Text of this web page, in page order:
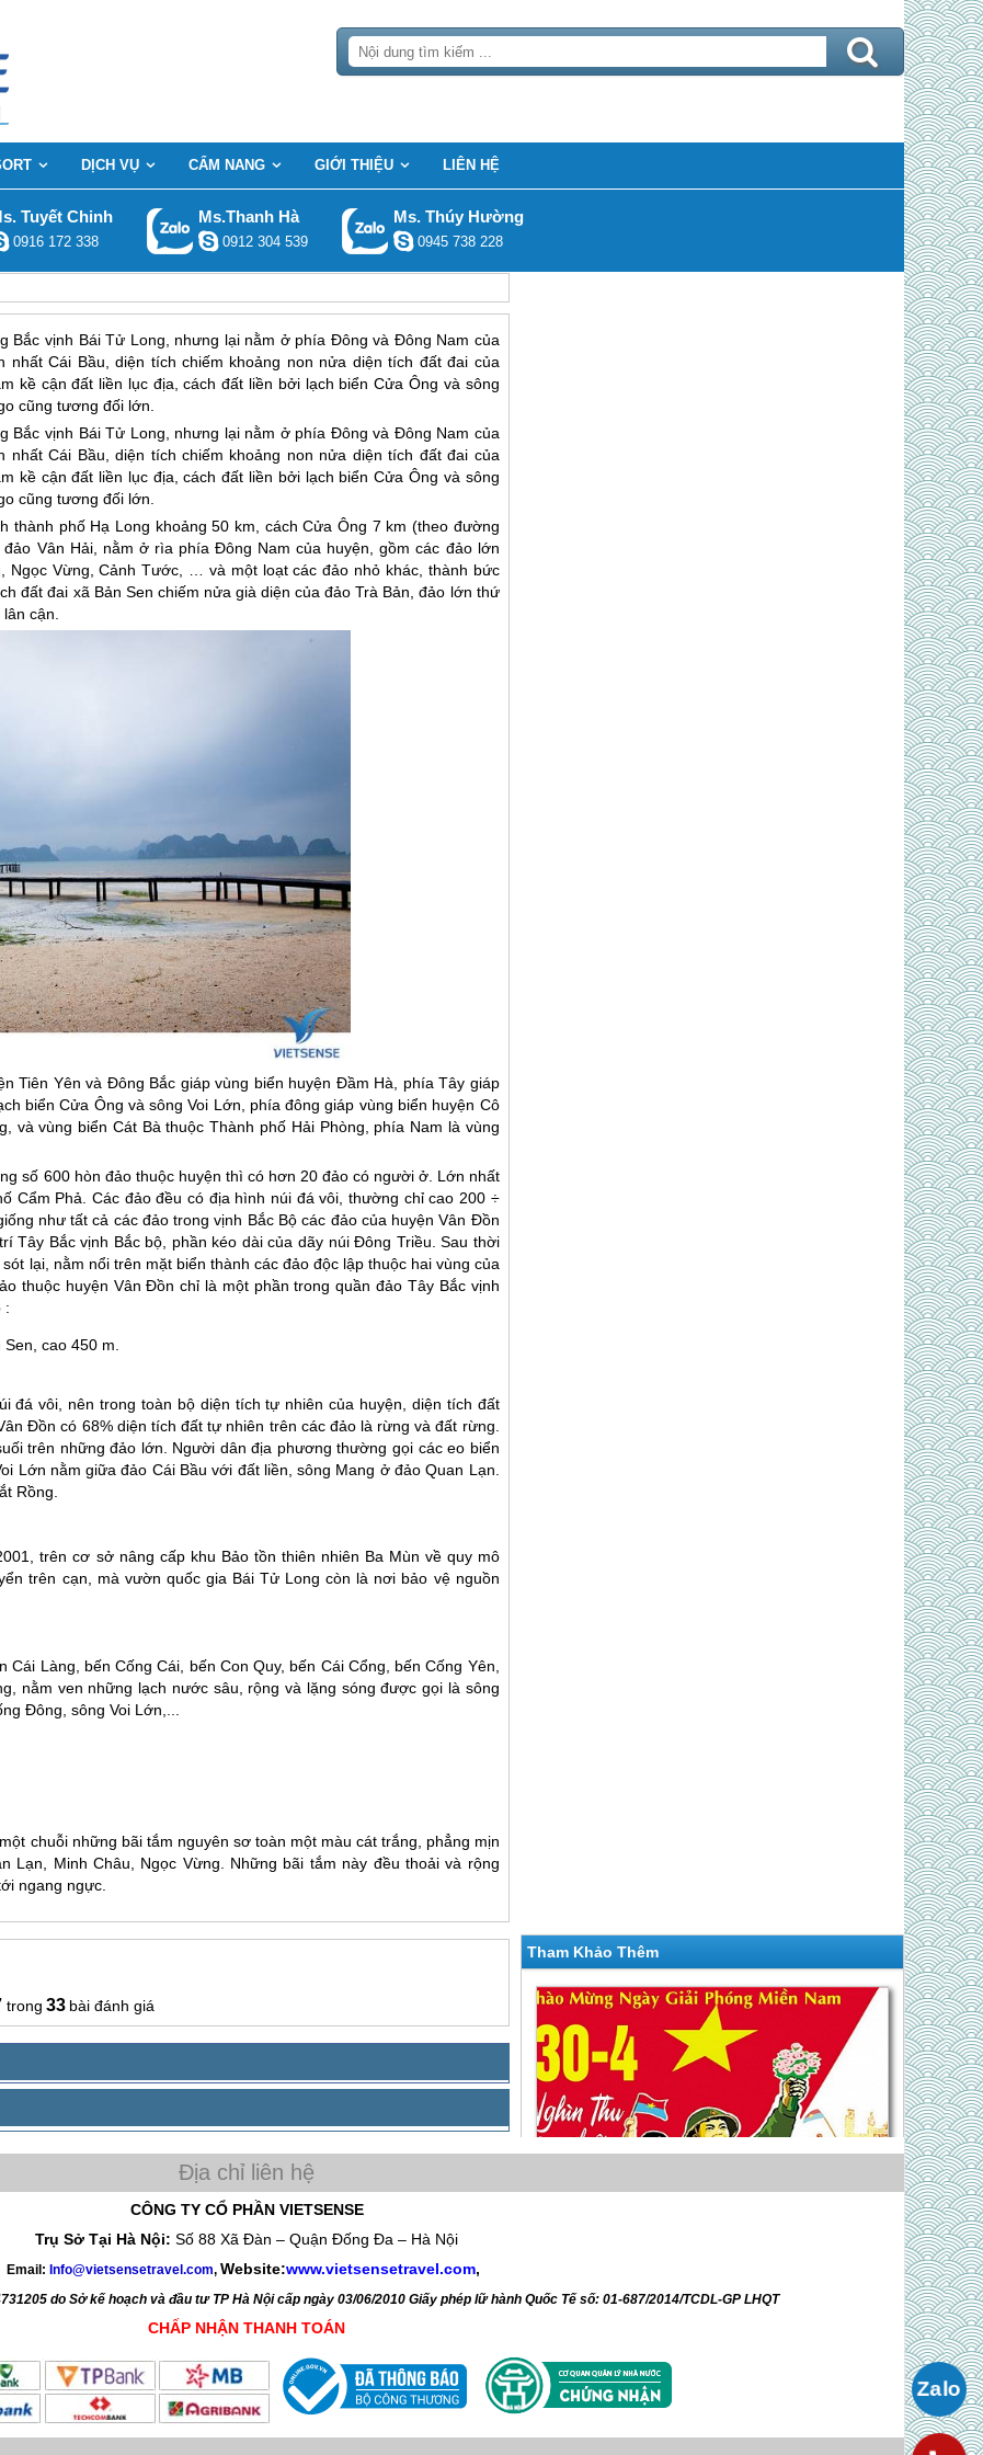
DỊCH VỤ CẨM NANG GIỚI THIỆU LIÊN HỆ
Tuyết Chinh
0916 172 338
Ms.Thanh Hà
0912 304 539
Ms. Thúy Hường
0945 738 228
Tham Khảo Thêm
Bắc vịnh Bái Tử Long, nhưng lại nằm ở phía Đông và Đông Nam của
Cái Bầu, diện tích chiếm khoảng non nửa diện tích đất đai của
kề cận đất liền lục địa, cách đất liền bởi lạch biển Cửa Ông và sông
cũng tương đối lớn.
Bắc vịnh Bái Tử Long, nhưng lại nằm ở phía Đông và Đông Nam của
Cái Bầu, diện tích chiếm khoảng non nửa diện tích đất đai của
kề cận đất liền lục địa, cách đất liền bởi lạch biển Cửa Ông và sông
cũng tương đối lớn.
thành phố Hạ Long khoảng 50 km, cách Cửa Ông 7 km (theo đường
Vân Hải, nằm ở rìa phía Đông Nam của huyện, gồm các đảo lớn
Ngọc Vừng, Cảnh Tước, … và một loạt các đảo nhỏ khác, thành bức
đất đai xã Bản Sen chiếm nửa già diện của đảo Trà Bản, đảo lớn thứ
cận.
Tiên Yên và Đông Bắc giáp vùng biển huyện Đầm Hà, phía Tây giáp
biển Cửa Ông và sông Voi Lớn, phía đông giáp vùng biển huyện Cô
và vùng biển Cát Bà thuộc Thành phố Hải Phòng, phía Nam là vùng
số 600 hòn đảo thuộc huyện thì có hơn 20 đảo có người ở. Lớn nhất
Cẩm Phả. Các đảo đều có địa hình núi đá vôi, thường chỉ cao 200 ÷
như tất cả các đảo trong vịnh Bắc Bộ các đảo của huyện Vân Đồn
Tây Bắc vịnh Bắc bộ, phần kéo dài của dãy núi Đông Triều. Sau thời
lại, nằm nổi trên mặt biển thành các đảo độc lập thuộc hai vùng của
thuộc huyện Vân Đồn chỉ là một phần trong quần đảo Tây Bắc vịnh
:
cao 450 m.
đá vôi, nên trong toàn bộ diện tích tự nhiên của huyện, diện tích đất
Đồn có 68% diện tích đất tự nhiên trên các đảo là rừng và đất rừng.
trên những đảo lớn. Người dân địa phương thường gọi các eo biển
Lớn nằm giữa đảo Cái Bầu với đất liền, sông Mang ởđảo Quan Lạn
Rồng.
trên cơ sở nâng cấp khu Bảo tồn thiên nhiên Ba Mùn về quy mô
trên cạn, mà vườn quốc gia Bái Tử Long còn là nơi bảo vệ nguồn
Làng, bến Cống Cái, bến Con Quy, bến Cái Cổng, bến Cống Yên,
nằm ven những lạch nước sâu, rộng và lặng sóng được gọi là sông
Đông, sông Voi Lớn,...
chuỗi những bãi tắm nguyên sơ toàn một màu cát trắng, phẳng mịn
Lạn , Minh Châu, Ngọc Vừng. Những bãi tắm này đều thoải và rộng
ngang ngực.
33 bài đánh giá
CÔNG TY CỔ PHẦN VIETSENSE
Trụ Sở Tại Hà Nội: Số 88 Xã Đàn – Quận Đống Đa – Hà Nội
Email: Info@vietsensetravel.com, Website:www.vietsensetravel.com,
do Sở kế hoạch và đầu tư TP Hà Nội cấp ngày 03/06/2010 Giấy phép lữ hành Quốc Tế số: 01-687/2014/TCDL-GP LHQT
CHẤP NHẬN THANH TOÁN